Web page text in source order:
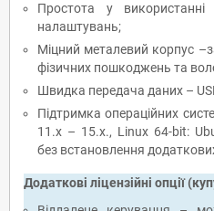
Простота у
налаштувань;
Міцний металевий корпус
фізичних пошкоджень та
Швидка передача даних –
Підтримка операційних
11.x – 15.x., Linux 64-bit:
без встановлення
Додаткові ліцензійні опції